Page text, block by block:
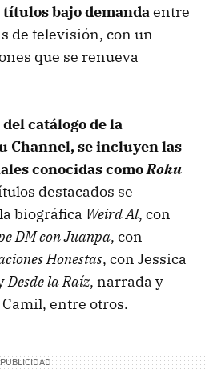
títulos bajo demandaentre
de televisión, con un
que se renueva
catálogo de la
Channel, se incluyen las
conocidas comoRoku
destacados se
biográfica Weird Al, con
DM con Juanpa, con
Honestas, con Jessica
Desde la Raíz, narrada y
entre otros.